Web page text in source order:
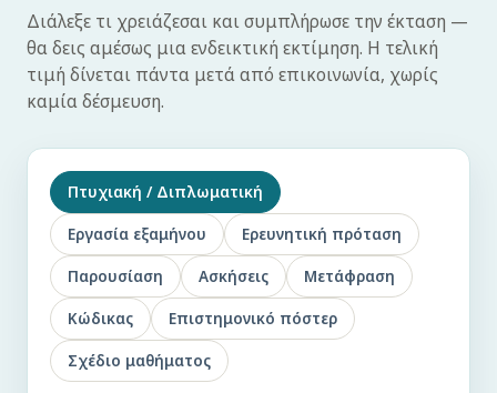
Διάλεξε τι χρειάζεσαι και συμπλήρωσε την έκταση —
θα δεις αμέσως μια ενδεικτική εκτίμηση. Η τελική
τιμή δίνεται πάντα μετά από επικοινωνία, χωρίς
καμία δέσμευση.
Πτυχιακή / Διπλωματική
Εργασία εξαμήνου Ερευνητική πρόταση
Παρουσίαση Ασκήσεις Μετάφραση
Κώδικας Επιστημονικό πόστερ
Σχέδιο μαθήματος